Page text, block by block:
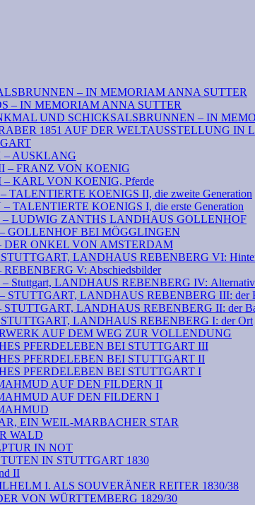
– IN MEMORIAM ANNA SUTTER
– IN MEMORIAM ANNA SUTTER
UND SCHICKSALSBRUNNEN – IN
1851 AUF DER WELTAUSSTELLUNG IN
– AUSKLANG
– FRANZ VON KOENIG
KARL VON KOENIG, Pferde
TALENTIERTE KOENIGS II, die zweite Generation
TALENTIERTE KOENIGS I, die erste Generation
– LUDWIG ZANTHS LANDHAUS GOLLENHOF
GOLLENHOF BEI MÖGGLINGEN
DER ONKEL VON AMSTERDAM
LANDHAUS REBENBERG VI:
V: Abschiedsbilder
Stuttgart, LANDHAUS REBENBERG IV:
STUTTGART, LANDHAUS REBENBERG III: der
LANDHAUS REBENBERG II: der
LANDHAUS REBENBERG I: der Ort
AUF DEM WEG ZUR VOLLENDUNG
PFERDELEBEN BEI STUTTGART III
PFERDELEBEN BEI STUTTGART II
PFERDELEBEN BEI STUTTGART I
AUF DEN FILDERN II
AUF DEN FILDERN I
EIN WEIL-MARBACHER STAR
WALD
IN NOT
IN STUTTGART 1830
II
I. ALS SOUVERÄNER REITER 1830/38
VON WÜRTTEMBERG 1829/30